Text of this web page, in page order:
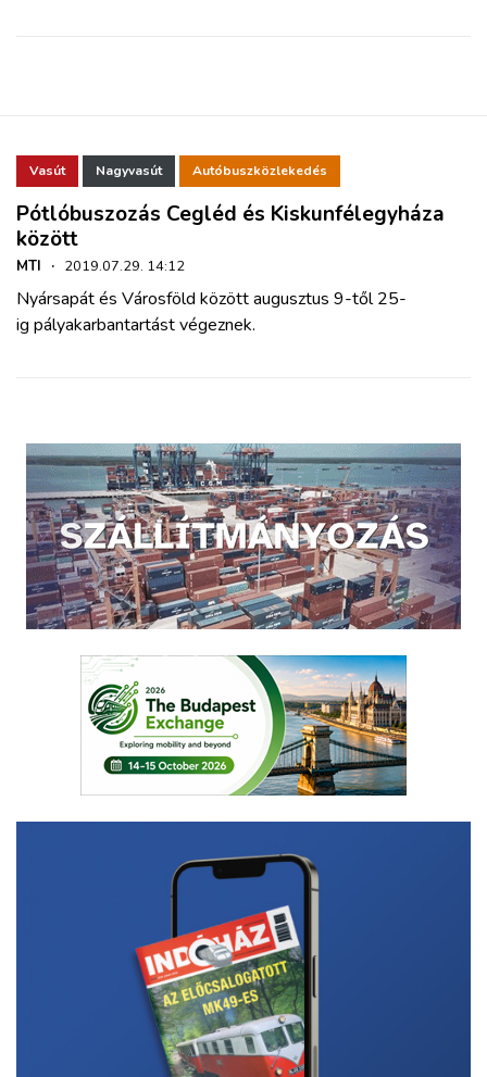
Vasút Nagyvasút Autóbuszközlekedés
Pótlóbuszozás Cegléd és Kiskunfélegyháza
között
MTI · 2019.07.29. 14:12
Nyársapát és Városföld között augusztus 9-től 25-
ig pályakarbantartást végeznek.